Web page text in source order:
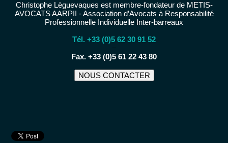
Christophe Lèguevaques est membre-fondateur de METIS-
AVOCATS AARPII - Association d’Avocats à Responsabilité
Professionnelle Individuelle Inter-barreaux
Tél. +33 (0)5 62 30 91 52
−
Fax. +33 (0)5 61 22 43 80
NOUS CONTACTER